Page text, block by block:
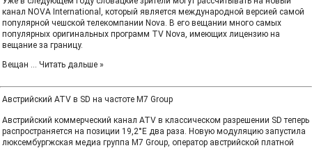
канал NOVA International, который является международной версией самой
популярной чешской телекомпании Nova. В его вещании много самых
популярных оригинальных программ TV Nova, имеющих лицензию на
вещание за границу.
Вещан ... Читать дальше »
Австрийский ATV в SD на частоте М7 Group
Австрийский коммерческий канал ATV в классическом разрешении SD теперь
распространяется на позиции 19,2°E два раза. Новую модуляцию запустила
люксембургжская медиа группа М7 Group, оператор австрийской платной